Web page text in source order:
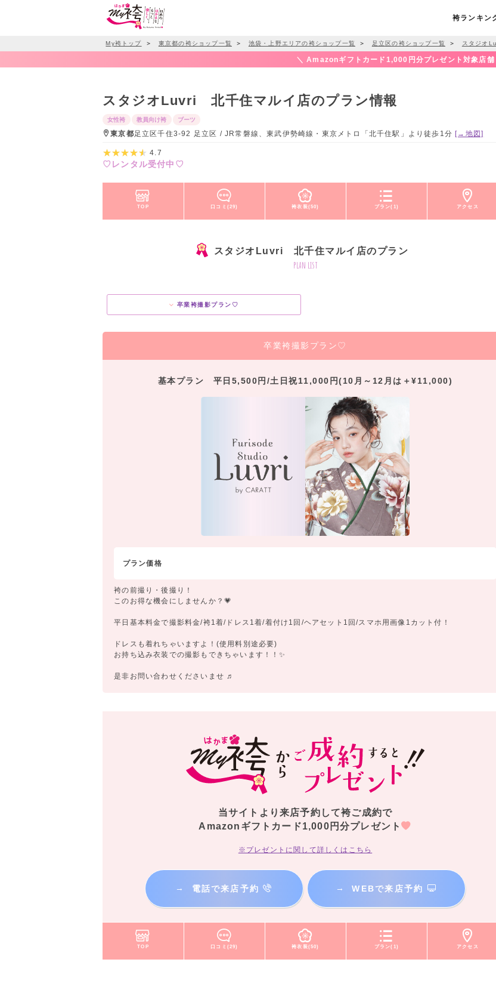
袴ランキン
My袴トップ ＞ 東京都の袴ショップ一覧 ＞ 池袋・上野エリアの袴ショップ一覧 ＞ 足立区の袴ショップ一覧 ＞ スタジオ
＼ Amazonギフトカード1,000円分プレゼント対象店舗
スタジオLuvri 北千住マルイ店のプラン情報
女性袴 教員向け袴 ブーツ
東京都足立区千住3-92 足立区 / JR常磐線、東武伊勢崎線・東京メトロ「北千住駅」より徒歩1分 [→地図]
4.7
♡レンタル受付中♡
TOP 口コミ(29) 袴衣装(50) プラン(1) アクセス
スタジオLuvri 北千住マルイ店のプラン
plan list
卒業袴撮影プラン♡
卒業袴撮影プラン♡
基本プラン 平日5,500円/土日祝11,000円(10月～12月は＋¥11,000)
プラン価格
袴の前撮り・後撮り！
このお得な機会にしませんか？💗
平日基本料金で撮影料金/袴1着/ドレス1着/着付け1回/ヘアセット1回/スマホ用画像1カット付！
ドレスも着れちゃいますよ！(使用料別途必要)
お持ち込み衣装での撮影もできちゃいます！！✨
是非お問い合わせくださいませ ♬
当サイトより来店予約して袴ご成約で
Amazonギフトカード1,000円分プレゼント
※プレゼントに関して詳しくはこちら
→ 電話で来店予約 → WEBで来店予約
TOP 口コミ(29) 袴衣装(50) プラン(1) アクセス